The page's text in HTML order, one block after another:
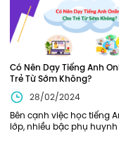
Có Nên Dạy Tiếng Anh
Trẻ Từ Sớm Không?
28/02/2024
Bên cạnh việc học tiếng
lớp, nhiều bậc phụ